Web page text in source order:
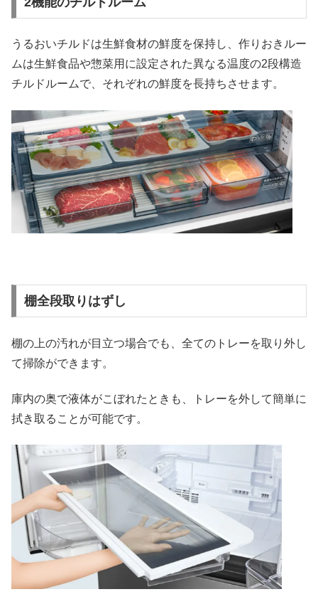
うるおいチルドは生鮮食材の鮮度を保持し、作りおきルー
ムは生鮮食品や惣菜用に設定された異なる温度の2段構造
チルドルームで、それぞれの鮮度を長持ちさせます。
棚全段取りはずし
棚の上の汚れが目立つ場合でも、全てのトレーを取り外し
て掃除ができます。
庫内の奥で液体がこぼれたときも、トレーを外して簡単に
拭き取ることが可能です。